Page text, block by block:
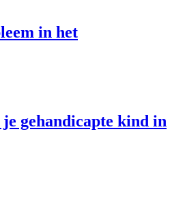
in het
gehandicapte kind in